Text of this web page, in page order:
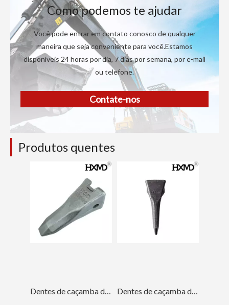
Como podemos te ajudar
Você pode entrar em contato conosco de qualquer
maneira que seja conveniente para você.Estamos
disponíveis 24 horas por dia, 7 dias por semana, por e-mail
ou telefone.
Contate-nos
Produtos quentes